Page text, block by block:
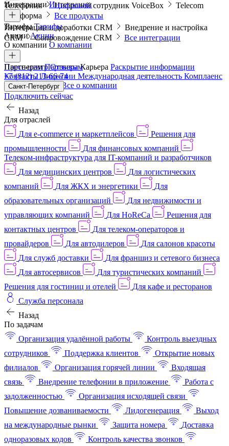
Телефония Цифровой сотрудник VoiceBox
Telecom
платформа
Все продукты
ИнтеграцииИнтеграции
Интеграции и доработки CRM
Внедрение и настройка
CRM
Сопровождение CRM Все интеграции
ТарифыТарифы
АкцииАкции
О компании О компании
Пресс-центрОтзывыКарьера Раскрытие информации
КонтактыЛицензии Международная деятельность Комплаенс
и деловая этика Все о компании
ПартнерамПартнерам
+7 (812) 213-66-74
Санкт-Петербург
Подключить сейчас
Назад
Для отраслей
Для e-commerce и маркетплейсов
Решения для
промышленности
Для финансовых компаний
Телеком-инфраструктура для IT-компаний и разработчиков
Для медицинских центров
Для логистических
компаний
Для ЖКХ и энергетики
Для
образовательных организаций
Для недвижимости и
управляющих компаний
Для HoReCa
Решения для
контактных центров
Для телеком-операторов и
провайдеров
Для автодилеров
Для салонов красоты
Для служб доставки
Для франшиз и сетевого бизнеса
Для автосервисов
Для туристических компаний
Решения для гостиниц и отелей
Для кафе и ресторанов
Служба персонала
Назад
По задачам
Организация удалённой работы
Контроль выездных
сотрудников
Поддержка клиентов
Открытие новых
филиалов
Организация горячей линии
Входящая
связь
Внедрение телефонии в приложение
Работа с
задолженностью
Организация исходящей связи
Повышение дозваниваемости
Лидогенерация
Выход
на международные рынки
Защита номера
Доставка
одноразовых кодов
Контроль качества звонков